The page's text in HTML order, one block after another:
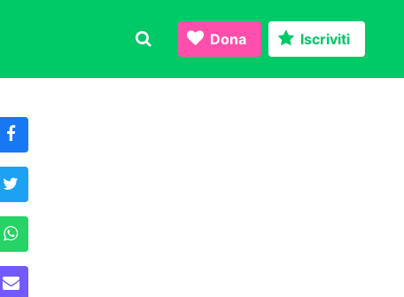
Dona Iscriviti